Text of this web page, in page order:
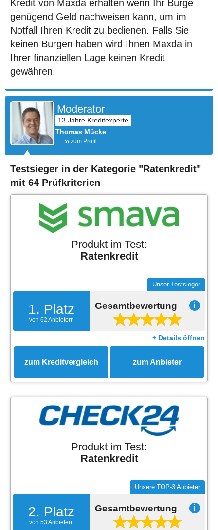
Kredit von Maxda erhalten wenn Ihr Bürge
genügend Geld nachweisen kann, um im
Notfall Ihren Kredit zu bedienen. Falls Sie
keinen Bürgen haben wird Ihnen Maxda in
Ihrer finanziellen Lage keinen Kredit
gewähren.
Moderator
Thomas Mücke
zum Profil
Testsieger in der Kategorie "Ratenkredit"
mit 64 Prüfkriterien
Produkt im Test:
Ratenkredit
1. Platz
von 62 Anbietern
Unser Testsieger
Gesamtbewertung ℹ
+ Details öffnen
zum Kreditvergleich zum Anbieter
Produkt im Test:
Ratenkredit
2. Platz
von 53 Anbietern
Unsere TOP-3 Anbieter
Gesamtbewertung ℹ